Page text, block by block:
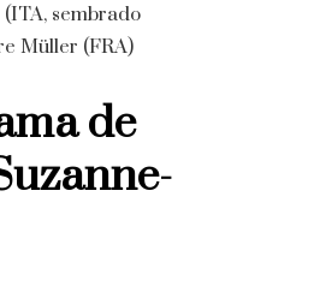
sembrado
Müller (FRA)
de